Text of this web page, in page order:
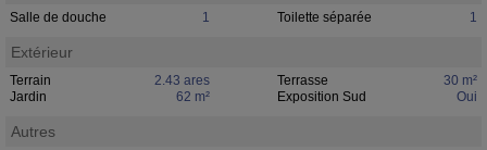
Salle de douche 1 Toilette séparée 1
Extérieur
Terrain 2.43 ares Terrasse
30 m²
Jardin
62 m² Exposition Sud Oui
Autres